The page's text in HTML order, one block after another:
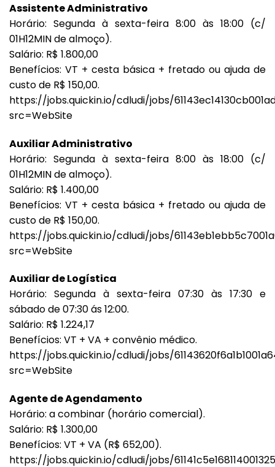
Assistente Administrativo
Horário: Segunda à sexta-feira 8:00 às 18:00 (c/
01H12MIN de almoço).
Salário: R$ 1.800,00
Benefícios: VT + cesta básica + fretado ou ajuda de
custo de R$ 150,00.
https://jobs.quickin.io/cdludi/jobs/
src=WebSite
Auxiliar Administrativo
Horário: Segunda à sexta-feira 8:00 às 18:00 (c/
01H12MIN de almoço).
Salário: R$ 1.400,00
Benefícios: VT + cesta básica + fretado ou ajuda de
custo de R$ 150,00.
https://jobs.quickin.io/cdludi/jobs/
src=WebSite
Auxiliar de Logística
Horário: Segunda à sexta-feira 07:30 às 17:30 e
sábado de 07:30 ás 12:00.
Salário: R$ 1.224,17
Benefícios: VT + VA + convênio médico.
https://jobs.quickin.io/cdludi/jobs/
src=WebSite
Agente de Agendamento
Horário: a combinar (horário comercial).
Salário: R$ 1.300,00
Benefícios: VT + VA (R$ 652,00).
https://jobs.quickin.io/cdludi/jobs/